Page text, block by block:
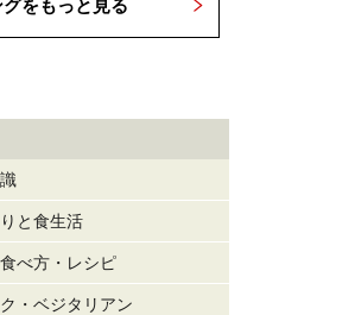
をもっと見る
と食生活
べ方・レシピ
・ベジタリアン